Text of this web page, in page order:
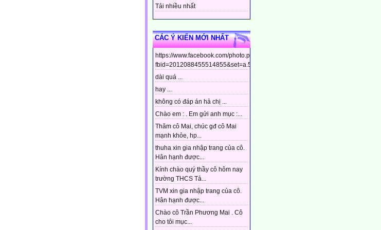
Tải nhiều nhất
CÁC Ý KIẾN MỚI NHẤT
https://www.facebook.com/photo.php?
fbid=2012088455514855&set=a.544799448910437&type=3&theater...
dài quá ...
hay ...
không có đáp án hả chị ...
Chào em : . Em gửi anh mục :...
Thăm cô Mai, chúc gđ cô Mai
mạnh khỏe, hp...
thuha xin gia nhập trang của cô.
Hân hạnh được...
Kính chào quý thầy cô hôm nay
trường THCS Tả...
TVM xin gia nhập trang của cô.
Hân hạnh được...
Chào cô Trần Phương Mai . Cô
cho tôi mục...